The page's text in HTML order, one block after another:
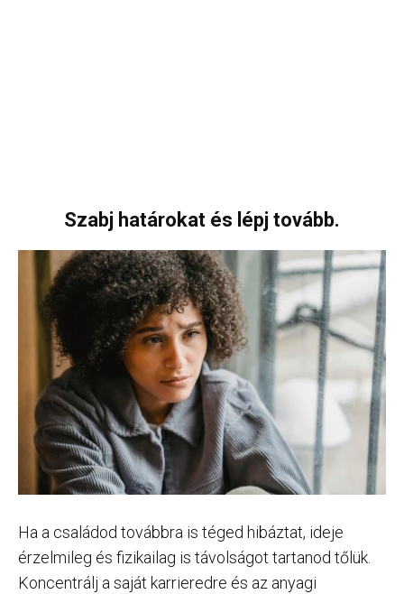
Szabj határokat és lépj tovább.
Ha a családod továbbra is téged hibáztat, ideje
érzelmileg és fizikailag is távolságot tartanod tőlük.
Koncentrálj a saját karrieredre és az anyagi